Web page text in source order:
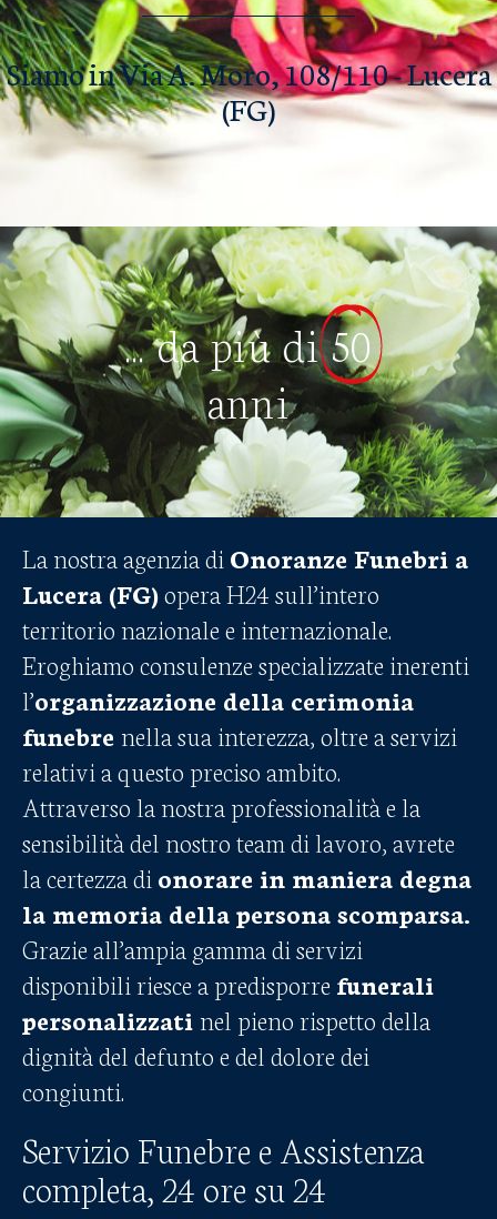
Siamo in Via A. Moro, 108/110 - Lucera
(FG)
... da più di50
anni
La nostra agenzia di Onoranze Funebri a
Lucera (FG)opera H24 sull’intero
territorio nazionale e internazionale.
Eroghiamo consulenze specializzate inerenti
l’organizzazione della cerimonia
funebre nella sua interezza, oltre a servizi
relativi a questo preciso ambito.
Attraverso la nostra professionalità e la
sensibilità del nostro team di lavoro, avrete
la certezza di onorare in maniera degna
la memoria della persona scomparsa.
Grazie all’ampia gamma di servizi
disponibili riesce a predisporrefunerali
personalizzati nel pieno rispetto della
dignità del defunto e del dolore dei
congiunti.
Servizio Funebre e Assistenza
completa, 24 ore su 24